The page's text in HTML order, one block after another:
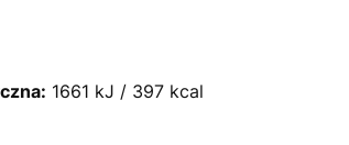
1661 kJ / 397 kcal